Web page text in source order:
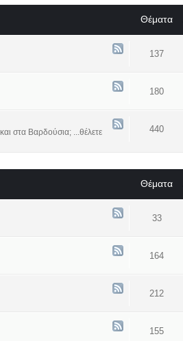
Θέματα
137
180
στα Βαρδούσια; ...θέλετε
440
Θέματα
33
164
212
155